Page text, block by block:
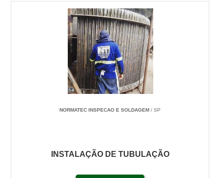
NORMATEC INSPECAO E SOLDAGEM / SP
INSTALAÇÃO DE TUBULAÇÃO